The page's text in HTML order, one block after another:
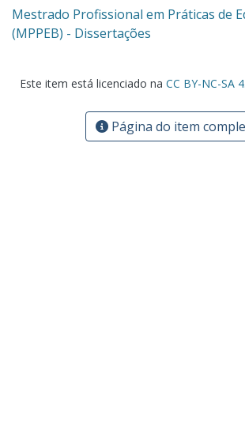
Mestrado Profissional em Práticas de
(MPPEB) - Dissertações
Este item está licenciado na CC BY-NC-SA
Página do item